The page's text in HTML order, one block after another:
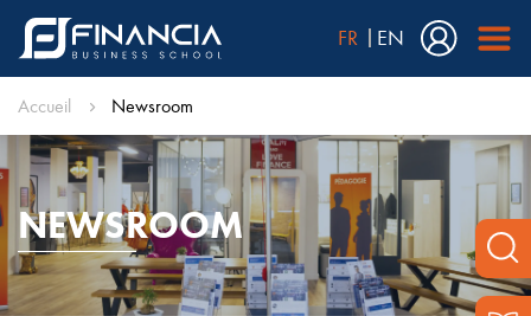
FR EN
Accueil Newsroom
NEWSROOM